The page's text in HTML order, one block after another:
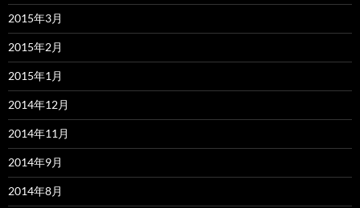
2015年3月
2015年2月
2015年1月
2014年12月
2014年11月
2014年9月
2014年8月